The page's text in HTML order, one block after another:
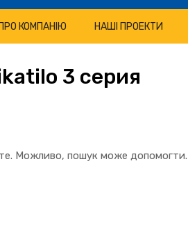
ПРО КОМПАНІЮ НАШІ ПРОЕКТИ
3 серия
Можливо, пошук може допомогти.